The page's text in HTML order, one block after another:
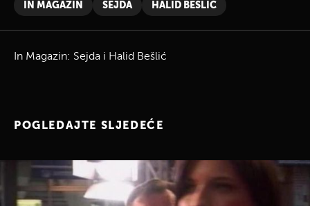
IN MAGAZIN SEJDA HALID BEŠLIĆ
In Magazin: Sejda i Halid Bešlić
POGLEDAJTE SLJEDEĆE